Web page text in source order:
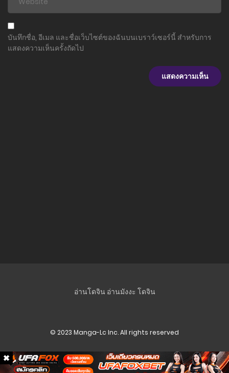
บันทึกชื่อ, อีเมล และชื่อเว็บไซต์ของฉันบนเบราว์เซอร์นี้ สำหรับการ
แสดงความเห็นครั้งถัดไป
อ่านโดจิน อ่านมังงะ โดจิน
© 2023 Manga-Lc Inc. All rights reserved